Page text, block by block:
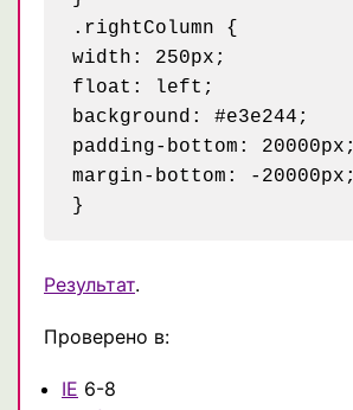
.rightColumn {
width: 250px;
float: left;
background: #e3e244;
padding-bottom: 20000px;
margin-bottom: -20000px;
Результат.
Проверено в:
IE 6-8